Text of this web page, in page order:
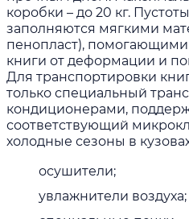
коробки – до 20 кг.
заполняются мягкими
пенопласт),
книги от деформации и
Для транспортировки
только специальный
кондиционерами,
соответствующий
холодные сезоны в
осушители;
увлажнители воздуха;